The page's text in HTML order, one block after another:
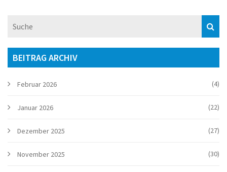
Developer bis zum Automatisierungsspezialisten, wir decken
was diese Jobs ausmacht und wie man sich darauf
vorbereiten kann.
BEITRAG ARCHIV
Februar 2026 (4)
Januar 2026 (22)
Dezember 2025 (27)
November 2025 (30)